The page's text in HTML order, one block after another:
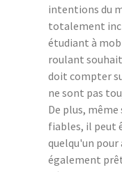
intentions du
totalement
étudiant à
roulant
doit compter
ne sont pas
De plus,
fiables, il peut
quelqu'un
également